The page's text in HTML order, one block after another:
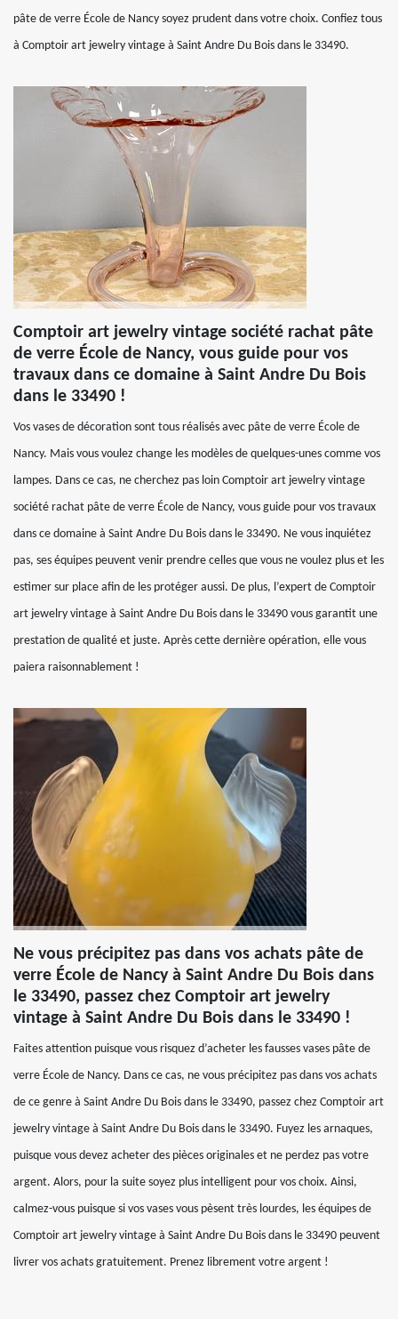
pâte de verre École de Nancy soyez prudent dans votre choix. Confiez tous
à Comptoir art jewelry vintage à Saint Andre Du Bois dans le 33490.
Comptoir art jewelry vintage société rachat pâte
de verre École de Nancy, vous guide pour vos
travaux dans ce domaine à Saint Andre Du Bois
dans le 33490 !
Vos vases de décoration sont tous réalisés avec pâte de verre École de
Nancy. Mais vous voulez change les modèles de quelques-unes comme vos
lampes. Dans ce cas, ne cherchez pas loin Comptoir art jewelry vintage
société rachat pâte de verre École de Nancy, vous guide pour vos travaux
dans ce domaine à Saint Andre Du Bois dans le 33490. Ne vous inquiétez
pas, ses équipes peuvent venir prendre celles que vous ne voulez plus et les
estimer sur place afin de les protéger aussi. De plus, l’expert de Comptoir
art jewelry vintage à Saint Andre Du Bois dans le 33490 vous garantit une
prestation de qualité et juste. Après cette dernière opération, elle vous
paiera raisonnablement !
Ne vous précipitez pas dans vos achats pâte de
verre École de Nancy à Saint Andre Du Bois dans
le 33490, passez chez Comptoir art jewelry
vintage à Saint Andre Du Bois dans le 33490 !
Faites attention puisque vous risquez d’acheter les fausses vases pâte de
verre École de Nancy. Dans ce cas, ne vous précipitez pas dans vos achats
de ce genre à Saint Andre Du Bois dans le 33490, passez chez Comptoir art
jewelry vintage à Saint Andre Du Bois dans le 33490. Fuyez les arnaques,
puisque vous devez acheter des pièces originales et ne perdez pas votre
argent. Alors, pour la suite soyez plus intelligent pour vos choix. Ainsi,
calmez-vous puisque si vos vases vous pèsent très lourdes, les équipes de
Comptoir art jewelry vintage à Saint Andre Du Bois dans le 33490 peuvent
livrer vos achats gratuitement. Prenez librement votre argent !